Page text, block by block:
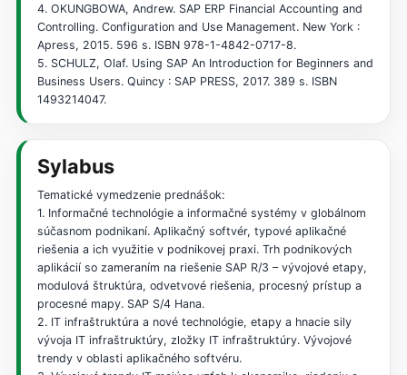
4. OKUNGBOWA, Andrew. SAP ERP Financial Accounting and
Controlling. Configuration and Use Management. New York :
Apress, 2015. 596 s. ISBN 978-1-4842-0717-8.
5. SCHULZ, Olaf. Using SAP An Introduction for Beginners and
Business Users. Quincy : SAP PRESS, 2017. 389 s. ISBN
1493214047.
Sylabus
Tematické vymedzenie prednášok:
1. Informačné technológie a informačné systémy v globálnom
súčasnom podnikaní. Aplikačný softvér, typové aplikačné
riešenia a ich využitie v podnikovej praxi. Trh podnikových
aplikácií so zameraním na riešenie SAP R/3 – vývojové etapy,
modulová štruktúra, odvetvové riešenia, procesný prístup a
procesné mapy. SAP S/4 Hana.
2. IT infraštruktúra a nové technológie, etapy a hnacie sily
vývoja IT infraštruktúry, zložky IT infraštruktúry. Vývojové
trendy v oblasti aplikačného softvéru.